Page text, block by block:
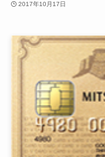
2017年10月17日